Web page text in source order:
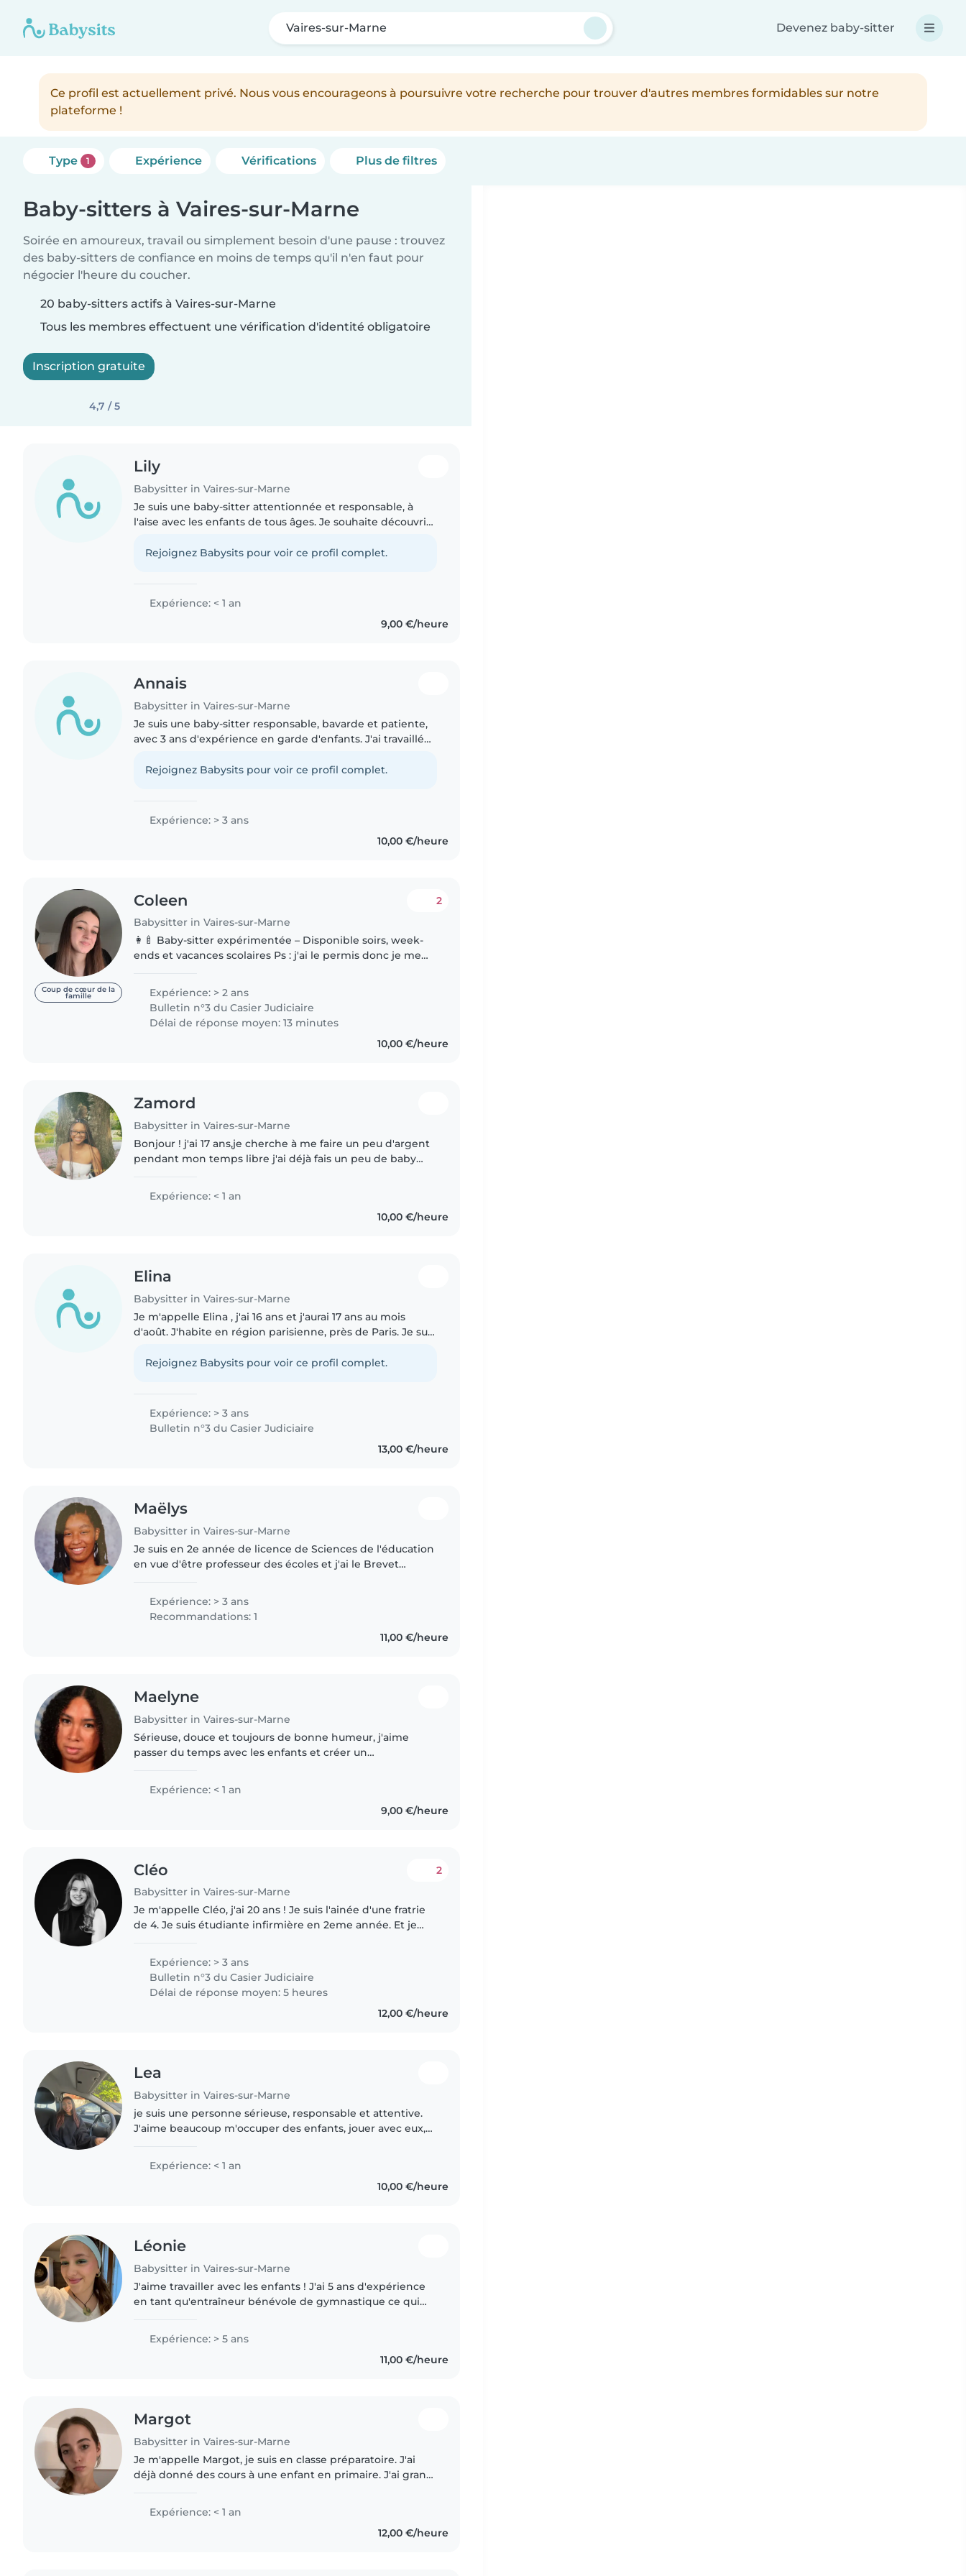
Vaires-sur-Marne Devenez baby-sitter
Ce profil est actuellement privé. Nous vous encourageons à poursuivre votre recherche pour trouver d'autres membres formidables sur notre
plateforme !
Type 1 Expérience Vérifications Plus de filtres
Baby-sitters à Vaires-sur-Marne
Soirée en amoureux, travail ou simplement besoin d'une pause : trouvez
des baby-sitters de confiance en moins de temps qu'il n'en faut pour
négocier l'heure du coucher.
20 baby-sitters actifs à Vaires-sur-Marne
Tous les membres effectuent une vérification d'identité obligatoire
Inscription gratuite
4,7 / 5
Lily
Babysitter in Vaires-sur-Marne
Je suis une baby-sitter attentionnée et responsable, à
l'aise avec les enfants de tous âges. Je souhaite découvrir
comme celui-ci...
Rejoignez Babysits pour voir ce profil complet.
Expérience: < 1 an
9,00 €/heure
Annais
Babysitter in Vaires-sur-Marne
Je suis une baby-sitter responsable, bavarde et patiente,
avec 3 ans d'expérience en garde d'enfants. J'ai travaillé
préscolaire..
Rejoignez Babysits pour voir ce profil complet.
Expérience: > 3 ans
10,00 €/heure
Coup de cœur de la
famille
Coleen
Babysitter in Vaires-sur-Marne
2
👩‍🍼 Baby-sitter expérimentée – Disponible soirs, week-
ends et vacances scolaires Ps : j'ai le permis donc je me
suis étudiante..
Expérience: > 2 ans
Bulletin n°3 du Casier Judiciaire
Délai de réponse moyen: 13 minutes
10,00 €/heure
Zamord
Babysitter in Vaires-sur-Marne
Bonjour ! j'ai 17 ans,je cherche à me faire un peu d'argent
pendant mon temps libre j'ai déjà fais un peu de baby
tout les enfants..
Expérience: < 1 an
10,00 €/heure
Elina
Babysitter in Vaires-sur-Marne
Je m'appelle Elina , j'ai 16 ans et j'aurai 17 ans au mois
d'août. J'habite en région parisienne, près de Paris. Je suis
plaît..
Rejoignez Babysits pour voir ce profil complet.
Expérience: > 3 ans
Bulletin n°3 du Casier Judiciaire
13,00 €/heure
Maëlys
Babysitter in Vaires-sur-Marne
Je suis en 2e année de licence de Sciences de l'éducation
en vue d'être professeur des écoles et j'ai le Brevet
facilement faire de l'aide..
Expérience: > 3 ans
Recommandations: 1
11,00 €/heure
Maelyne
Babysitter in Vaires-sur-Marne
Sérieuse, douce et toujours de bonne humeur, j'aime
passer du temps avec les enfants et créer un
Expérience: < 1 an
9,00 €/heure
Cléo
Babysitter in Vaires-sur-Marne
2
Je m'appelle Cléo, j'ai 20 ans ! Je suis l'ainée d'une fratrie
de 4. Je suis étudiante infirmière en 2eme année. Et je
Expérience: > 3 ans
Bulletin n°3 du Casier Judiciaire
Délai de réponse moyen: 5 heures
12,00 €/heure
Lea
Babysitter in Vaires-sur-Marne
je suis une personne sérieuse, responsable et attentive.
J'aime beaucoup m'occuper des enfants, jouer avec eux,
être. Je..
Expérience: < 1 an
10,00 €/heure
Léonie
Babysitter in Vaires-sur-Marne
J'aime travailler avec les enfants ! J'ai 5 ans d'expérience
en tant qu'entraîneur bénévole de gymnastique ce qui
avec les enfants...
Expérience: > 5 ans
11,00 €/heure
Margot
Babysitter in Vaires-sur-Marne
Je m'appelle Margot, je suis en classe préparatoire. J'ai
déjà donné des cours à une enfant en primaire. J'ai grandi
Expérience: < 1 an
12,00 €/heure